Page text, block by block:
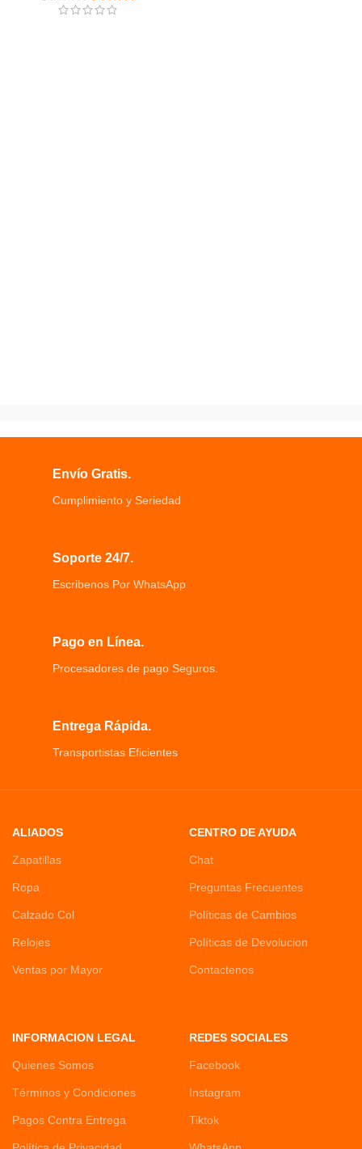
Envío Gratis.
Cumplimiento y Seriedad
Soporte 24/7.
Escribenos Por WhatsApp
Pago en Línea.
Procesadores de pago Seguros.
Entrega Rápida.
Transportistas Eficientes
ALIADOS
Zapatillas
Ropa
Calzado Col
Relojes
Ventas por Mayor
CENTRO DE AYUDA
Chat
Preguntas Frecuentes
Políticas de Cambios
Políticas de Devolucion
Contactenos
INFORMACION LEGAL
Quienes Somos
Términos y Condiciones
Pagos Contra Entrega
REDES SOCIALES
Facebook
Instagram
Tiktok